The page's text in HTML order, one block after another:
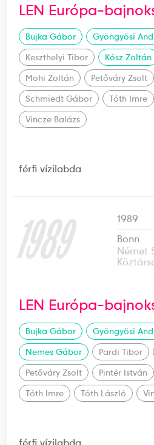
LEN Európa-
Bujka Gábor
Gyöngyösi
Keszthelyi Tibor
Kósz Zoltán
Mohi Zoltán
Petőváry Zsolt
Schmiedt Gábor
Tóth Imre
Vincze Balázs
férfi vízilabda
1989
1989
Bonn
Német
LEN Európa-
Bujka Gábor Gyöngyösi
Nemes Gábor
Pardi Tibor
Petőváry Zsolt
Pintér István
Tóth Imre
Tóth László